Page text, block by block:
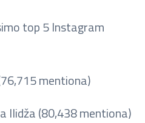
top 5 Instagram
mentiona)
Ilidža (80,438 mentiona)